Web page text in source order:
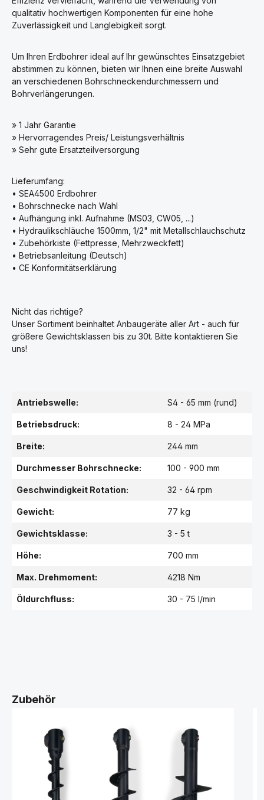
qualitativ hochwertigen Komponenten für eine hohe
Zuverlässigkeit und Langlebigkeit sorgt.
Um Ihren Erdbohrer ideal auf Ihr gewünschtes Einsatzgebiet
abstimmen zu können, bieten wir Ihnen eine breite Auswahl
an verschiedenen Bohrschneckendurchmessern und
Bohrverlängerungen.
» 1 Jahr Garantie
» Hervorragendes Preis/ Leistungsverhältnis
» Sehr gute Ersatzteilversorgung
Lieferumfang:
• SEA4500 Erdbohrer
• Bohrschnecke nach Wahl
• Aufhängung inkl. Aufnahme (MS03, CW05, ...)
• Hydraulikschläuche 1500mm, 1/2" mit Metallschlauchschutz
• Zubehörkiste (Fettpresse, Mehrzweckfett)
• Betriebsanleitung (Deutsch)
• CE Konformitätserklärung
Nicht das richtige?
Unser Sortiment beinhaltet Anbaugeräte aller Art - auch für
größere Gewichtsklassen bis zu 30t. Bitte kontaktieren Sie
uns!
Antriebswelle: S4 - 65 mm (rund)
Betriebsdruck: 8 - 24 MPa
Breite: 244 mm
Durchmesser Bohrschnecke: 100 - 900 mm
Geschwindigkeit Rotation: 32 - 64 rpm
Gewicht: 77 kg
Gewichtsklasse: 3 - 5 t
Höhe: 700 mm
Max. Drehmoment: 4218 Nm
Öldurchfluss: 30 - 75 l/min
Zubehör